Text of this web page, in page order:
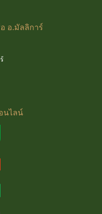
อ.มัลลิการ์
นไลน์